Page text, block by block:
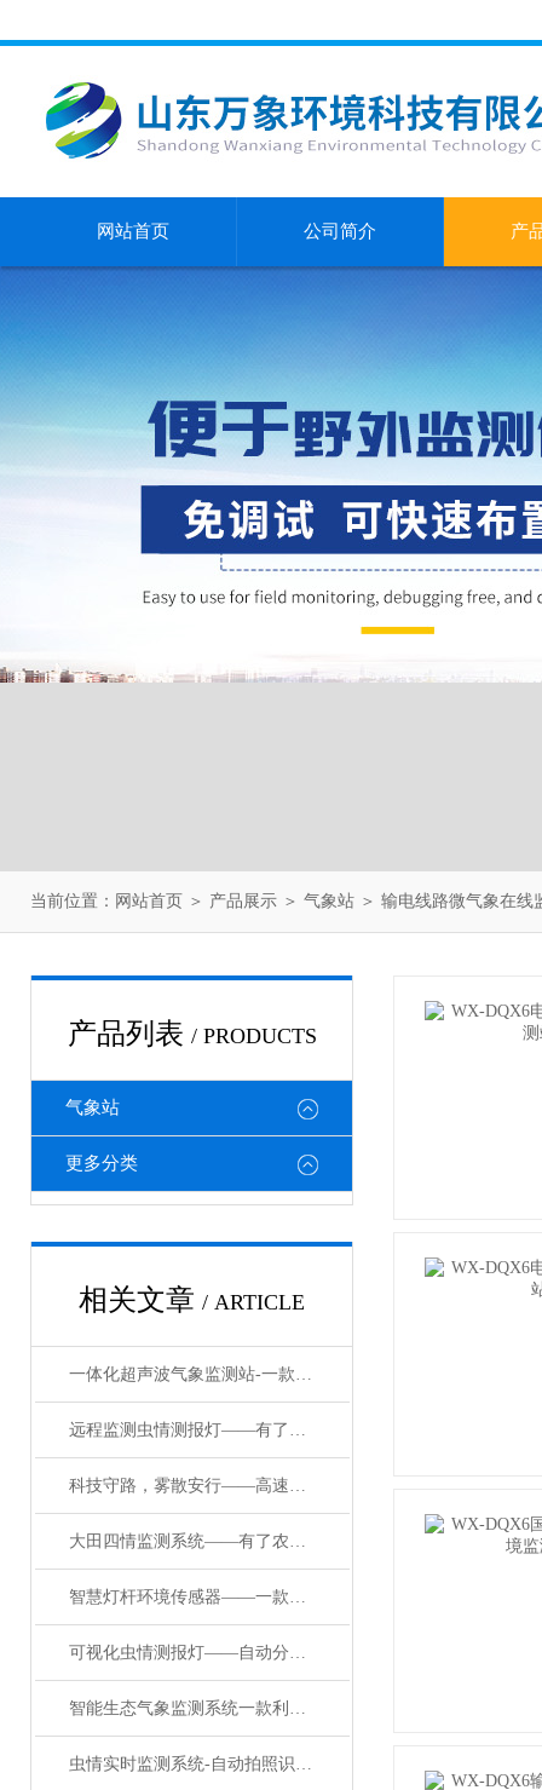
网站首页 公司简介 产
当前位置： 网站首页 ＞ 产品展示 ＞ 气象站 ＞ 输电线路微气象在线
产品列表 / PRODUCTS
气象站
更多分类
相关文章 / ARTICLE
一体化超声波气象监测站-一款五谷丰登一体式超声波气象站#2022已更新
远程监测虫情测报灯——有了这盏测报灯，害虫在农田藏不住啦
科技守路，雾散安行——高速公路能见度监测预警设备筑牢行车安全防线
大田四情监测系统——有了农业四情监测系统，农业生产从此告别“靠天吃饭”
智慧灯杆环境传感器——一款环保行动新助力的城市气象传感器2024已更新
可视化虫情测报灯——自动分析虫情测报灯：农业害虫的“天敌”
智能生态气象监测系统一款利利落落的农田小气候自动气象站#2022已更新
虫情实时监测系统-自动拍照识别测报灯@万象新品